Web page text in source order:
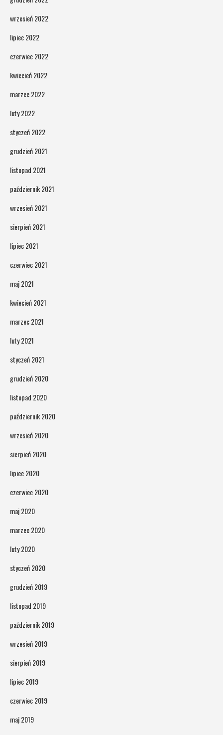
wrzesień 2022
lipiec 2022
czerwiec 2022
kwiecień 2022
marzec 2022
luty 2022
styczeń 2022
grudzień 2021
listopad 2021
październik 2021
wrzesień 2021
sierpień 2021
lipiec 2021
czerwiec 2021
maj 2021
kwiecień 2021
marzec 2021
luty 2021
styczeń 2021
grudzień 2020
listopad 2020
październik 2020
wrzesień 2020
sierpień 2020
lipiec 2020
czerwiec 2020
maj 2020
marzec 2020
luty 2020
styczeń 2020
grudzień 2019
listopad 2019
październik 2019
wrzesień 2019
sierpień 2019
lipiec 2019
czerwiec 2019
maj 2019